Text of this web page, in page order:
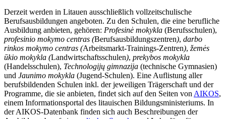
Derzeit werden in Litauen ausschließlich vollzeitschulische
Berufsausbildungen angeboten. Zu den Schulen, die eine berufliche
Ausbildung anbieten, gehören: Profesinė mokykla (Berufsschulen),
profesinio mokymo centras (Berufsausbildungszentren), darbo
rinkos mokymo centras (Arbeitsmarkt-Trainings-Zentren), žemės
ūkio mokykla (Landwirtschaftsschulen), prekybos mokykla
(Handelsschulen), Technologijų gimnazija (technische Gymnasien)
und Jaunimo mokykla (Jugend-Schulen). Eine Auflistung aller
berufsbildenden Schulen inkl. der jeweiligen Trägerschaft und der
Programme, die sie anbieten, findet sich auf den Seiten von AIKOS,
einem Informationsportal des litauischen Bildungsministeriums. In
der AIKOS-Datenbank finden sich auch Beschreibungen der